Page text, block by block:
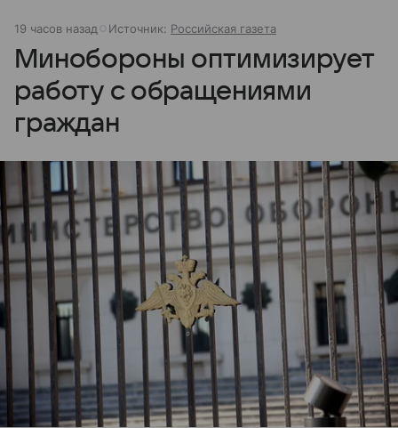
19 часов назад Источник: Российская газета
Минобороны оптимизирует
работу с обращениями
граждан